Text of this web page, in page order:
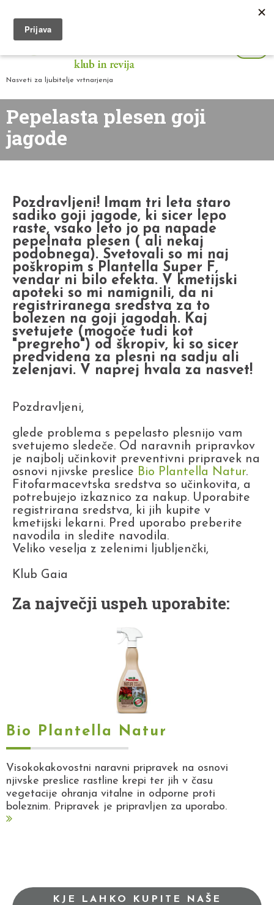
Nasveti za ljubitelje vrtnarjenja
Pepelasta plesen goji
jagode
Pozdravljeni! Imam tri leta staro
sadiko goji jagode, ki sicer lepo
raste, vsako leto jo pa napade
pepelnata plesen ( ali nekaj
podobnega). Svetovali so mi naj
poškropim s Plantella Super F,
vendar ni bilo efekta. V kmetijski
apoteki so mi namignili, da ni
registriranega sredstva za to
bolezen na goji jagodah. Kaj
svetujete (mogoče tudi kot
"pregreho") od škropiv, ki so sicer
predvidena za plesni na sadju ali
zelenjavi. V naprej hvala za nasvet!
Pozdravljeni,
glede problema s pepelasto plesnijo vam
svetujemo sledeče. Od naravnih pripravkov
je najbolj učinkovit preventivni pripravek na
osnovi njivske preslice Bio Plantella Natur.
Fitofarmacevtska sredstva so učinkovita, a
potrebujejo izkaznico za nakup. Uporabite
registrirana sredstva, ki jih kupite v
kmetijski lekarni. Pred uporabo preberite
navodila in sledite navodila.
Veliko veselja z zelenimi ljubljenčki,
Klub Gaia
Za največji uspeh uporabite:
Bio Plantella Natur
Visokokakovostni naravni pripravek na osnovi
njivske preslice rastline krepi ter jih v času
vegetacije ohranja vitalne in odporne proti
boleznim. Pripravek je pripravljen za uporabo.
KJE LAHKO KUPITE NAŠE